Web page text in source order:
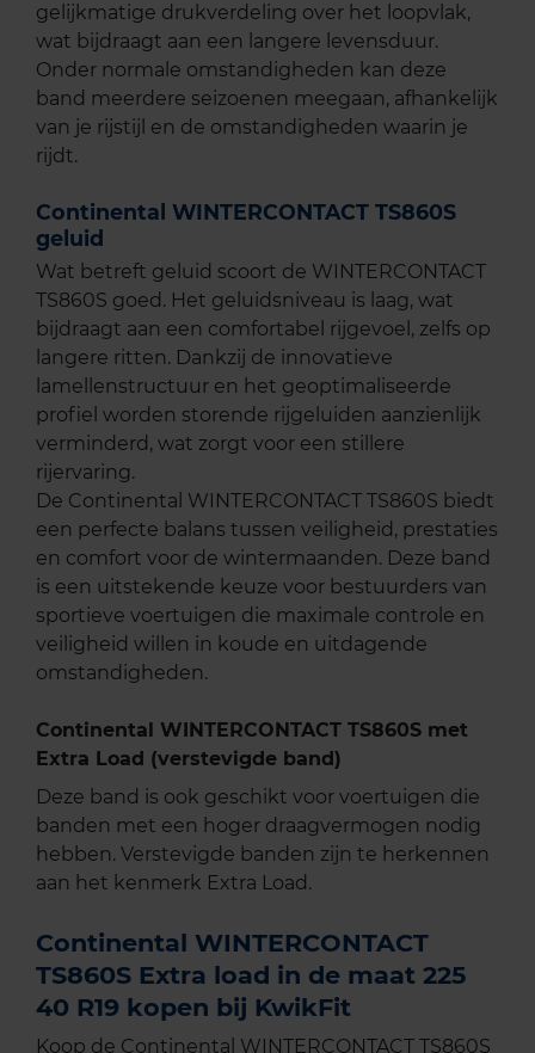
gelijkmatige drukverdeling over het loopvlak,
wat bijdraagt aan een langere levensduur.
Onder normale omstandigheden kan deze
band meerdere seizoenen meegaan, afhankelijk
van je rijstijl en de omstandigheden waarin je
rijdt.
Continental WINTERCONTACT TS860S
geluid
Wat betreft geluid scoort de WINTERCONTACT
TS860S goed. Het geluidsniveau is laag, wat
bijdraagt aan een comfortabel rijgevoel, zelfs op
langere ritten. Dankzij de innovatieve
lamellenstructuur en het geoptimaliseerde
profiel worden storende rijgeluiden aanzienlijk
verminderd, wat zorgt voor een stillere
rijervaring.
De Continental WINTERCONTACT TS860S biedt
een perfecte balans tussen veiligheid, prestaties
en comfort voor de wintermaanden. Deze band
is een uitstekende keuze voor bestuurders van
sportieve voertuigen die maximale controle en
veiligheid willen in koude en uitdagende
omstandigheden.
Continental WINTERCONTACT TS860S met
Extra Load (verstevigde band)
Deze band is ook geschikt voor voertuigen die
banden met een hoger draagvermogen nodig
hebben. Verstevigde banden zijn te herkennen
aan het kenmerk Extra Load.
Continental WINTERCONTACT
TS860S Extra load in de maat 225
40 R19 kopen bij KwikFit
Koop de Continental WINTERCONTACT TS860S